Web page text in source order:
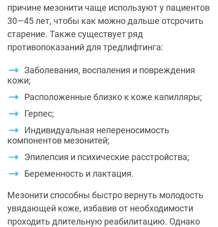
причине мезонити чаще используют у пациентов
30—45 лет, чтобы как можно дальше отсрочить
старение. Также существует ряд
противопоказаний для тредлифтинга:
Заболевания, воспаления и повреждения
кожи;
Расположенные близко к коже капилляры;
Герпес;
Индивидуальная непереносимость
компонентов мезонитей;
Эпилепсия и психические расстройства;
Беременность и лактация.
Мезонити способны быстро вернуть молодость
увядающей коже, избавив от необходимости
проходить длительную реабилитацию. Однако